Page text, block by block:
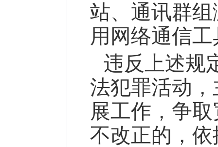
站、通讯群
用网络通信
违反上述规
法犯罪活动
展工作，争
不改正的，